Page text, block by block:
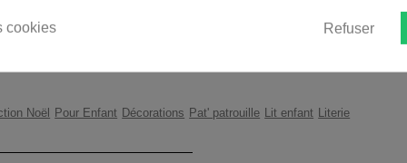
Noël Pour Enfant Décorations Pat' patrouille Lit enfant
Literie
Refuser
cookies